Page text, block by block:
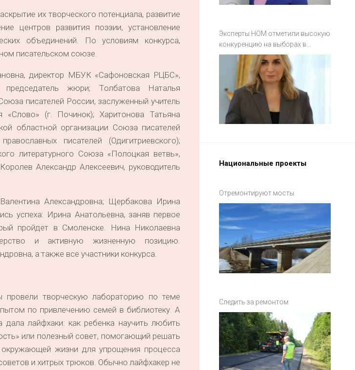
их творческого потенциала, развитие
центров развития поэзии, установление
объединений. По условиям конкурса,
писательском союзе.
директор МБУК «Сафоновская РЦБС»,
председатель жюри; Толбатова Наталья
писателей России, заслуженный учитель
«Слово» (г. Починок); Харитонова Татьяна
областной организации Союза писателей
писателей (Одигитриевского);
литературного Союза «Полоцкая ветвь»,
Александр Алексеевич, руководитель
Александровна; Щербакова Ирина
успеха: Ирина Анатольевна, заняв первое
пройдет в Смоленске. Нина Николаевна
и активную жизненную позицию.
а также все участники конкурса.
творческую лабораторию по теме
по привлечению семей в библиотеку. А
дала лайфхаки: как ребенка научить любить
или полезный совет, помогающий решать
жизни для упрощения процесса
и хитрых трюков. Обычно лайфхакер не
Эксперты НОМ отметили высокую
конкуренцию на выборах в
Смоленской области
Национальные проекты
Отремонтируют мосты
Следить за ремонтом